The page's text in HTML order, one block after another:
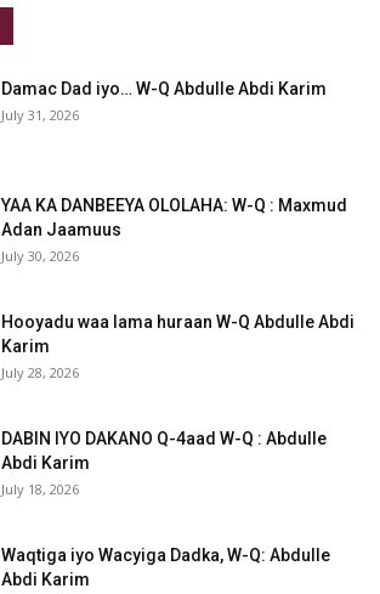
Damac Dad iyo… W-Q Abdulle Abdi Karim
July 31, 2026
YAA KA DANBEEYA OLOLAHA: W-Q : Maxmud
Adan Jaamuus
July 30, 2026
Hooyadu waa lama huraan W-Q Abdulle Abdi
Karim
July 28, 2026
DABIN IYO DAKANO Q-4aad W-Q : Abdulle
Abdi Karim
July 18, 2026
Waqtiga iyo Wacyiga Dadka, W-Q: Abdulle
Abdi Karim